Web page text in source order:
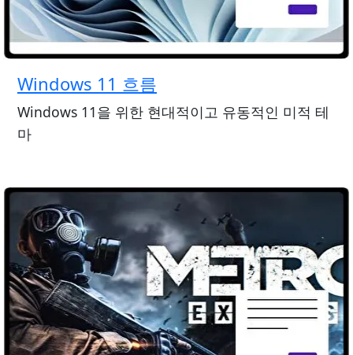
Windows 11 흐름
Windows 11을 위한 현대적이고 유동적인 미적 테
마